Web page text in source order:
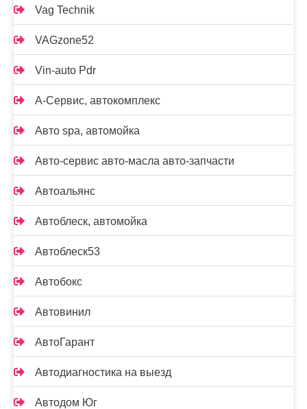
Vag Technik
VAGzone52
Vin-auto Pdr
А-Сервис, автокомплекс
Авто spa, автомойка
Авто-сервис авто-масла авто-запчасти
Автоальянс
Автоблеск, автомойка
Автоблеск53
Автобокс
Автовинил
АвтоГарант
Автодиагностика на выезд
Автодом Юг